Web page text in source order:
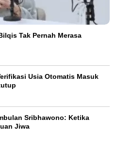
Tak Pernah Merasa
Usia Otomatis Masuk
Sribhawono: Ketika
Jiwa